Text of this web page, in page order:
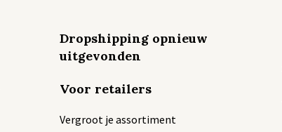
Dropshipping opnieuw
uitgevonden
Voor retailers
Vergroot je assortiment